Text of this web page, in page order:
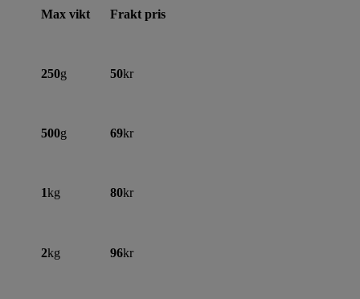
Max vikt Frakt pris
250g 50kr
500g 69kr
1kg 80kr
2kg 96kr